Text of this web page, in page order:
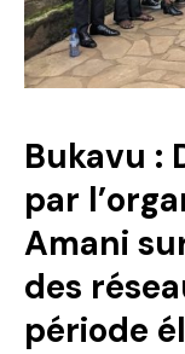
Bukavu :
par
Amani
des
période